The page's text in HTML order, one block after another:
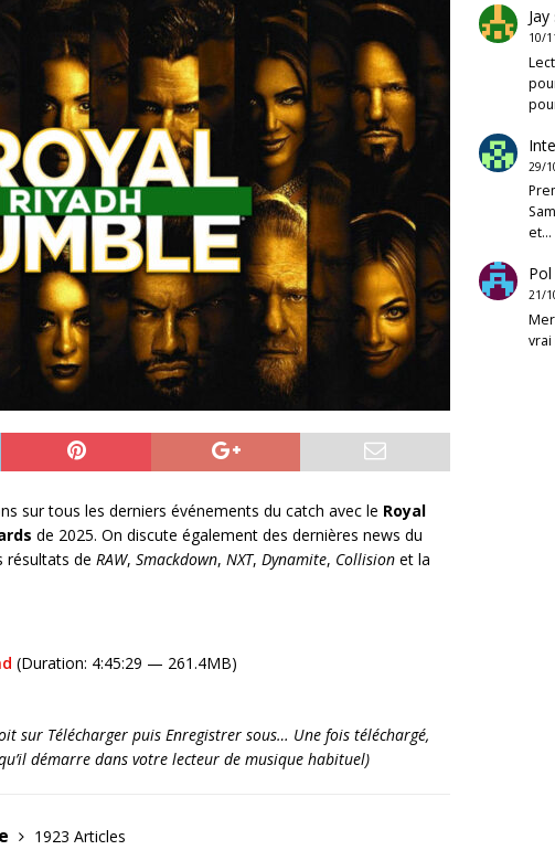
sur tous les derniers événements du catch avec le Royal
de 2025. On discute également des dernières news du
résultats de RAW, Smackdown, NXT, Dynamite, Collision et la
(Duration: 4:45:29 — 261.4MB)
sur Télécharger puis Enregistrer sous… Une fois téléchargé,
démarre dans votre lecteur de musique habituel)
1923 Articles
Jay
10/
29/
et…
Pol
21/